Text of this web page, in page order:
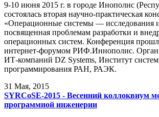
9-10 июня 2015 г. в городе Инополис
состоялась вторая научно-практическая
«Операционные системы — исследования и
посвященная проблемам разработки и
операционных систем. Конференция
интернет-форумом РИФ.Иннополис.
ИТ-компаний DZ Systems, Институт
программирования РАН, РАЭК.
31 Мая, 2015
SYRCoSE-2015 - Весенний коллоквиум
программной инженерии